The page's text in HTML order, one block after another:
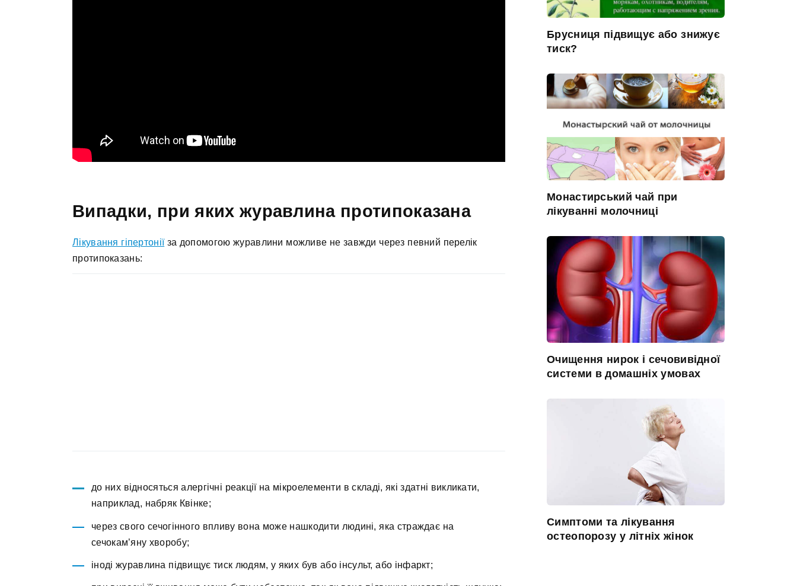
Випадки, при яких журавлина протипоказана
Лікування гіпертоніїза допомогою журавлини можливе не завжди через певний перелік
протипоказань:
до них відносяться алергічні реакції на мікроелементи в складі, які здатні викликати,
наприклад, набряк Квінке;
через свого сечогінного впливу вона може нашкодити людині, яка страждає на
сечокам’яну хворобу;
іноді журавлина підвищує тиск людям, у яких був або інсульт, або інфаркт;
Брусниця підвищує або знижує
тиск?
Монастирський чай при
лікуванні молочниці
Очищення нирок і сечовивідної
системи в домашніх умовах
Симптоми та лікування
остеопорозу у літніх жінок